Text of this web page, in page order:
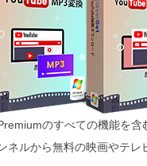
のすべての機能を含
ネルから無料の映画やテレ